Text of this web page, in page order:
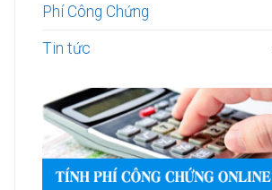
Phí Công Chứng
Tin tức